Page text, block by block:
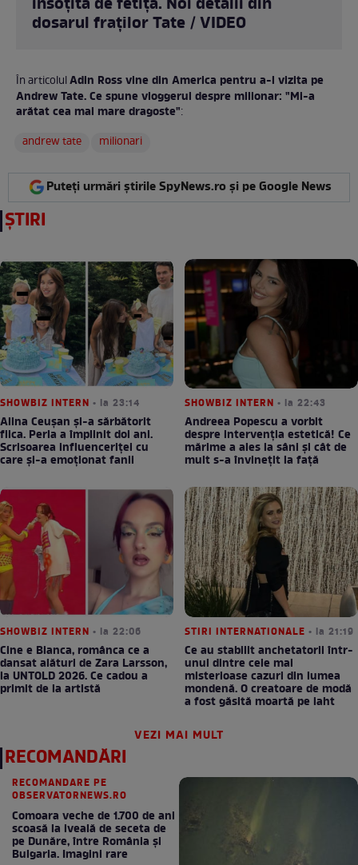
dosarul fraților Tate / VIDEO
În articolulAdin Ross vine din America pentru a-l vizita pe
Andrew Tate. Ce spune vloggerul despre milionar: "Mi-a
arătat cea mai mare dragoste":
andrew tate
milionari
Puteți urmări știrile SpyNews.ro și pe Google News
ȘTIRI
SHOWBIZ INTERN • la 23:14
Alina Ceușan și-a sărbătorit
fiica. Perla a împlinit doi ani.
Scrisoarea influenceriței cu
care și-a emoționat fanii
SHOWBIZ INTERN • la 22:43
Andreea Popescu a vorbit
despre intervenția estetică! Ce
mărime a ales la sâni și cât de
mult s-a învinețit la față
SHOWBIZ INTERN • la 22:06
Cine e Bianca, românca ce a
dansat alături de Zara Larsson,
la UNTOLD 2026. Ce cadou a
primit de la artistă
STIRI INTERNATIONALE • la 21:19
Ce au stabilit anchetatorii într-
unul dintre cele mai
misterioase cazuri din lumea
mondenă. O creatoare de modă
a fost găsită moartă pe iaht
VEZI MAI MULT
RECOMANDĂRI
RECOMANDARE PE
OBSERVATORNEWS.RO
Comoara veche de 1.700 de ani
scoasă la iveală de seceta de
pe Dunăre, între România şi
Bulgaria. Imagini rare